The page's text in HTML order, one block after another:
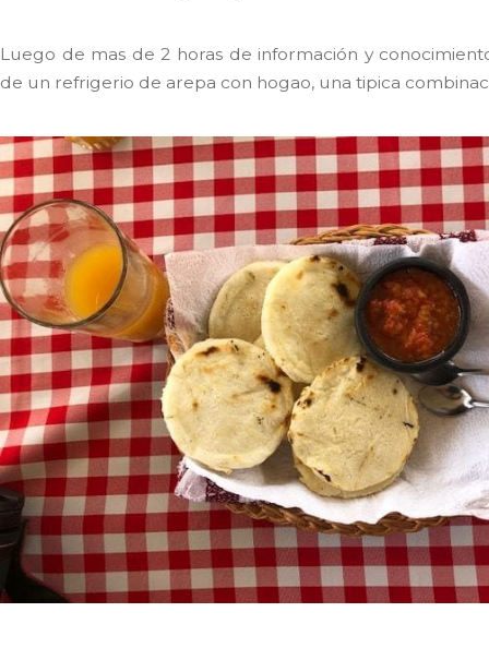
Luego de mas de 2 horas de información y
de un refrigerio de arepa con hogao, una tipica